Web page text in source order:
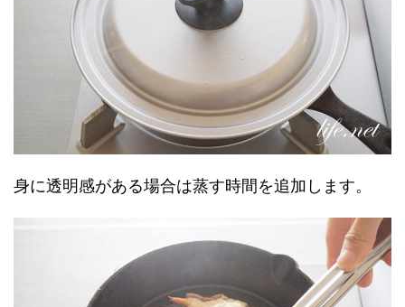
身に透明感がある場合は蒸す時間を追加します。